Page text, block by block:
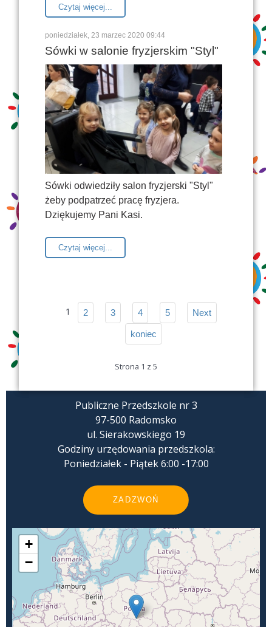
Czytaj więcej...
poniedziałek, 23 marzec 2020 09:44
Sówki w salonie fryzjerskim "Styl"
Sówki odwiedziły salon fryzjerski "Styl"
żeby podpatrzeć pracę fryzjera.
Dziękujemy Pani Kasi.
Czytaj więcej...
1 2 3 4 5 Next
koniec
Strona 1 z 5
Publiczne Przedszkole nr 3
97-500 Radomsko
ul. Sierakowskiego 19
Godziny urzędowania przedszkola:
Poniedziałek - Piątek 6:00 -17:00
ZADZWOŃ
+
−